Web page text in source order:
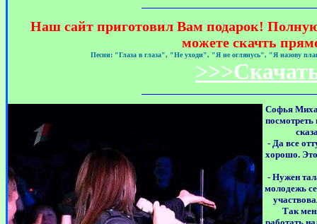
Наш сайт приготовил Вам подарок!
можете скачть
Песни: "Глаза в глаза", "Не уходи", "Я не оглянусь", "Я назову
>>>
Софья
посмотреть
- Да все
хорошо.
- Нужен
молодежь
Так